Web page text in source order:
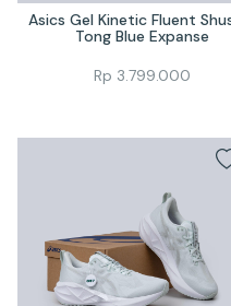
Asics Gel Kinetic Fluent
Tong Blue Expanse
Rp 3.799.000